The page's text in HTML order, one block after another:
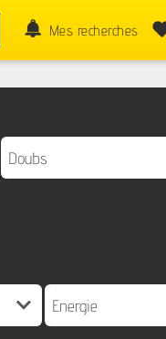
Mes recherches